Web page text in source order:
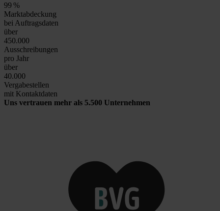
99 %
Marktabdeckung
bei Auftragsdaten
über
450.000
Ausschreibungen
pro Jahr
über
40.000
Vergabestellen
mit Kontaktdaten
Uns vertrauen mehr als 5.500 Unternehmen